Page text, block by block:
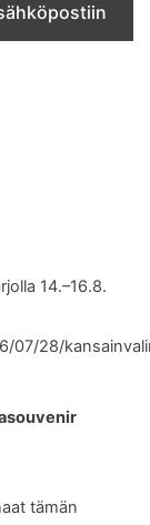
sähköpostiin
14.–16.8.
07/28/
tämän